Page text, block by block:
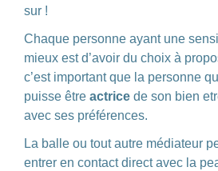
sur !
Chaque personne ayant une
mieux est d’avoir du choix à
c’est important que la personne
puisse être actrice de son bien
avec ses préférences.
La balle ou tout autre médiateur
entrer en contact direct avec la